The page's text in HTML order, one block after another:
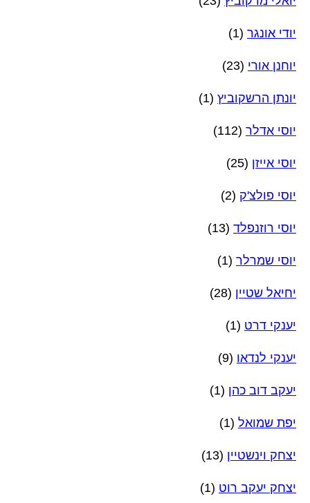
יודי אונגר (1)
יוחנן אורי (23)
יונתן הרשקוביץ (1)
יוסי אדלר (112)
יוסי אייזן (25)
יוסי פולצ'ק (2)
יוסי רוזנפלד (13)
יוסי שמרלר (1)
יחיאל שטיין (28)
יענקי דרט (1)
יענקי לנדאו (9)
יעקב דוב כהן (1)
יפת שמואל (1)
יצחק וינשטיין (13)
יצחק יעקב רוט (1)